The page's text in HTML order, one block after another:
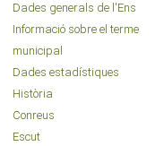
Dades generals de l'Ens
Informació sobre el terme
municipal
Dades estadístiques
Història
Conreus
Escut